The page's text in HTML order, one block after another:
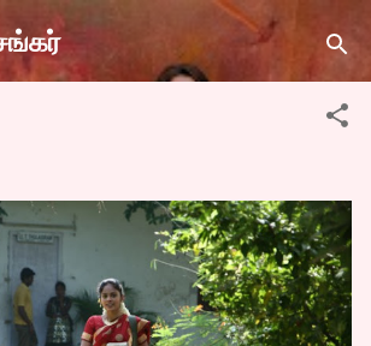
Skip to main content